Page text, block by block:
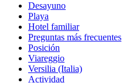
Desayuno
Playa
Hotel familiar
Preguntas más frecuentes
Posición
Viareggio
Versilia (Italia)
Actividad